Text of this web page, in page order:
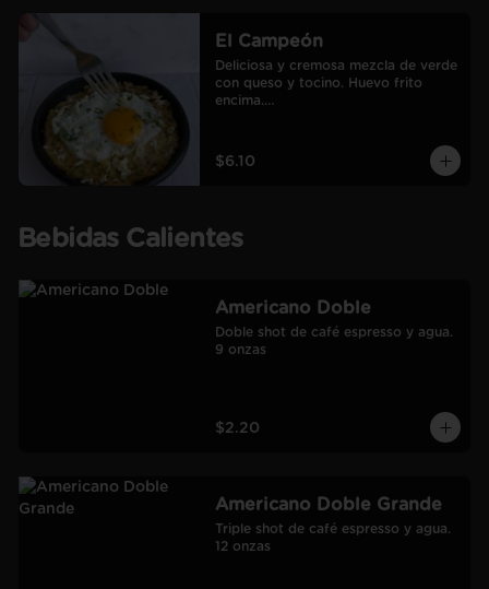
El Campeón
Deliciosa y cremosa mezcla de verde
con queso y tocino. Huevo frito
encima.
$6.10
Bebidas Calientes
Americano Doble
Doble shot de café espresso y agua.
9 onzas
$2.20
Americano Doble Grande
Triple shot de café espresso y agua.
12 onzas